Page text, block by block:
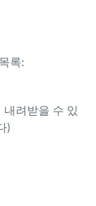
록:
내려받을 수 있
)